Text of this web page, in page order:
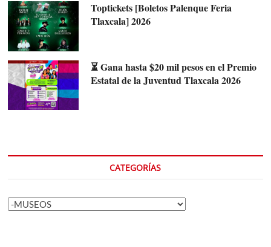
Toptickets [Boletos Palenque Feria
Tlaxcala] 2026
⏳ Gana hasta $20 mil pesos en el Premio
Estatal de la Juventud Tlaxcala 2026
CATEGORÍAS
Categorías